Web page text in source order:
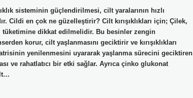
sisteminin güçlendirilmesi, cilt yaralarının hızlı
Cildi en çok ne güzelleştirir? Cilt kırışıklıkları için; Çilek,
dikkat edilmelidir. Bu besinler zengin
korur, cilt yaşlanmasını geciktirir ve kırışıklıkları
yenilenmesini uyararak yaşlanma sürecini geciktiren
ve rahatlatıcı bir etki sağlar. Ayrıca çinko glukonat